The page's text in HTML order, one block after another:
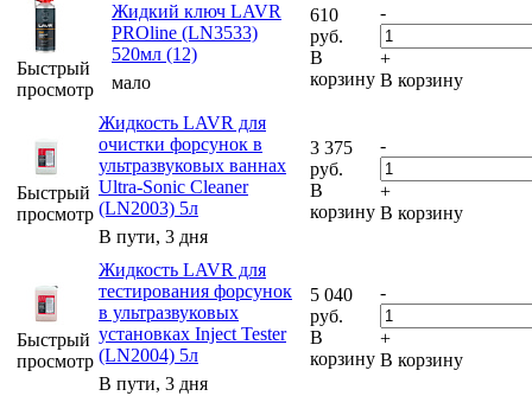
Быстрый
просмотр
Жидкий ключ LAVR
PROline (LN3533)
520мл (12)
мало
610
руб.
В
корзину
-
+
В корзину
Быстрый
просмотр
Жидкость LAVR для
очистки форсунок в
ультразвуковых ваннах
Ultra-Sonic Cleaner
(LN2003) 5л
В пути, 3 дня
3 375
руб.
В
корзину
-
+
В корзину
Быстрый
просмотр
Жидкость LAVR для
тестирования форсунок
в ультразвуковых
установках Inject Tester
(LN2004) 5л
В пути, 3 дня
5 040
руб.
В
корзину
-
+
В корзину